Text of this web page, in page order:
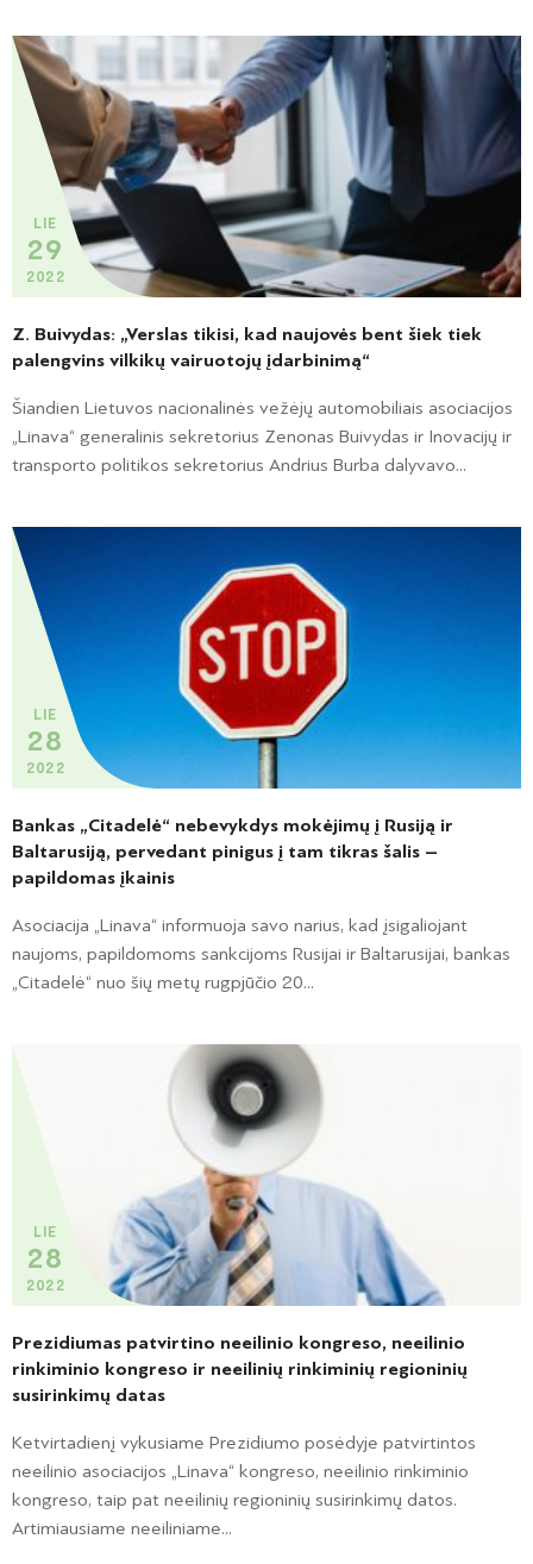
LIE
29
2022
Z. Buivydas: „Verslas tikisi, kad naujovės bent šiek tiek
palengvins vilkikų vairuotojų įdarbinimą“
Šiandien Lietuvos nacionalinės vežėjų automobiliais asociacijos
„Linava“ generalinis sekretorius Zenonas Buivydas ir Inovacijų ir
transporto politikos sekretorius Andrius Burba dalyvavo...
LIE
28
2022
Bankas „Citadelė“ nebevykdys mokėjimų į Rusiją ir
Baltarusiją, pervedant pinigus į tam tikras šalis –
papildomas įkainis
Asociacija „Linava“ informuoja savo narius, kad įsigaliojant
naujoms, papildomoms sankcijoms Rusijai ir Baltarusijai, bankas
„Citadelė“ nuo šių metų rugpjūčio 20...
LIE
28
2022
Prezidiumas patvirtino neeilinio kongreso, neeilinio
rinkiminio kongreso ir neeilinių rinkiminių regioninių
susirinkimų datas
Ketvirtadienį vykusiame Prezidiumo posėdyje patvirtintos
neeilinio asociacijos „Linava“ kongreso, neeilinio rinkiminio
kongreso, taip pat neeilinių regioninių susirinkimų datos.
Artimiausiame neeiliniame...